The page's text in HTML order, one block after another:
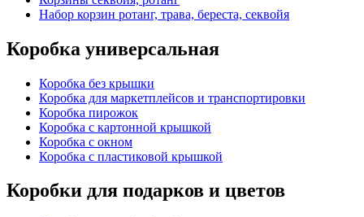
Набор корзин ротанг, трава, береста, секвойя
Коробка универсальная
Коробка без крышки
Коробка для маркетплейсов и транспортировки
Коробка пирожок
Коробка с картонной крышкой
Коробка с окном
Коробка с пластиковой крышкой
Коробки для подарков и цветов